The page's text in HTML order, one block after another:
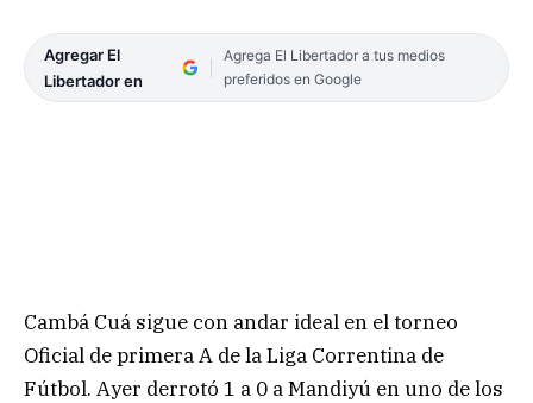
Agregar El
Libertador en
Agrega El Libertador a tus medios
preferidos en Google
Cambá Cuá sigue con andar ideal en el torneo
Oficial de primera A de la Liga Correntina de
Fútbol. Ayer derrotó 1 a 0 a Mandiyú en uno de los